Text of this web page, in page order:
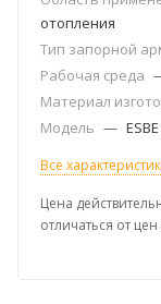
отопления
Тип запорной
Рабочая среда
Материал
Модель —
Все
Цена
отличаться от